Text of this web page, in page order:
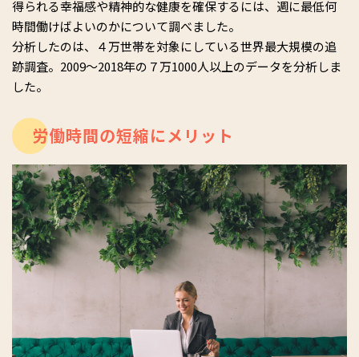
得られる幸福感や精神的な健康を確保するには、週に最低何
時間働けばよいのかについて調べました。
分析したのは、４万世帯を対象にしている世界最大規模の追
跡調査。2009〜2018年の７万1000人以上のデータを分析しま
した。
労働時間の短縮にメリット